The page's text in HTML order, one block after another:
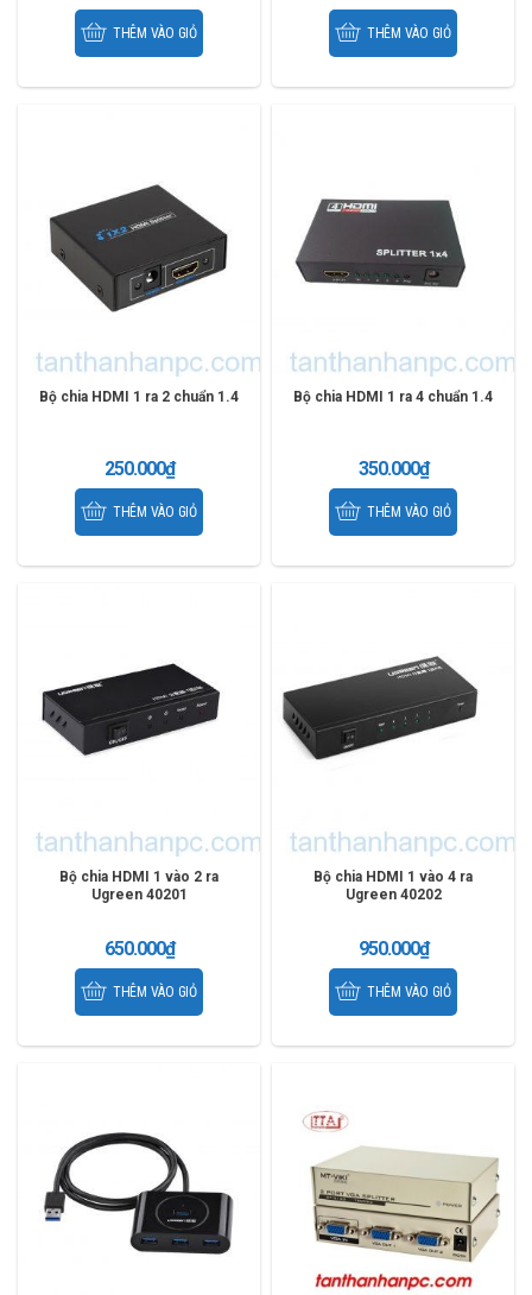
THÊM VÀO GIỎ THÊM VÀO GIỎ
Bộ chia HDMI 1 ra 2 chuẩn 1.4
250.000₫
THÊM VÀO GIỎ
Bộ chia HDMI 1 ra 4 chuẩn 1.4
350.000₫
THÊM VÀO GIỎ
Bộ chia HDMI 1 vào 2 ra
Ugreen 40201
650.000₫
THÊM VÀO GIỎ
Bộ chia HDMI 1 vào 4 ra
Ugreen 40202
950.000₫
THÊM VÀO GIỎ